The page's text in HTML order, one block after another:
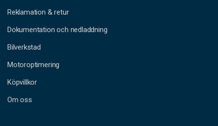
Reklamation & retur
Dokumentation och nedladdning
Bilverkstad
Motoroptimering
Köpvillkor
Om oss